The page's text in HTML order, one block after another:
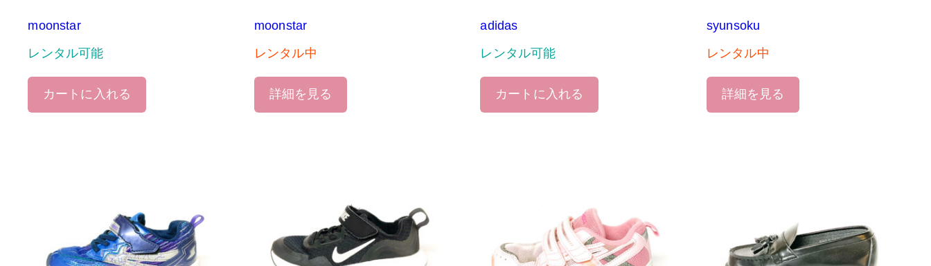
moonstar
レンタル可能
カートに入れる
moonstar
レンタル中
詳細を見る
adidas
レンタル可能
カートに入れる
syunsoku
レンタル中
詳細を見る